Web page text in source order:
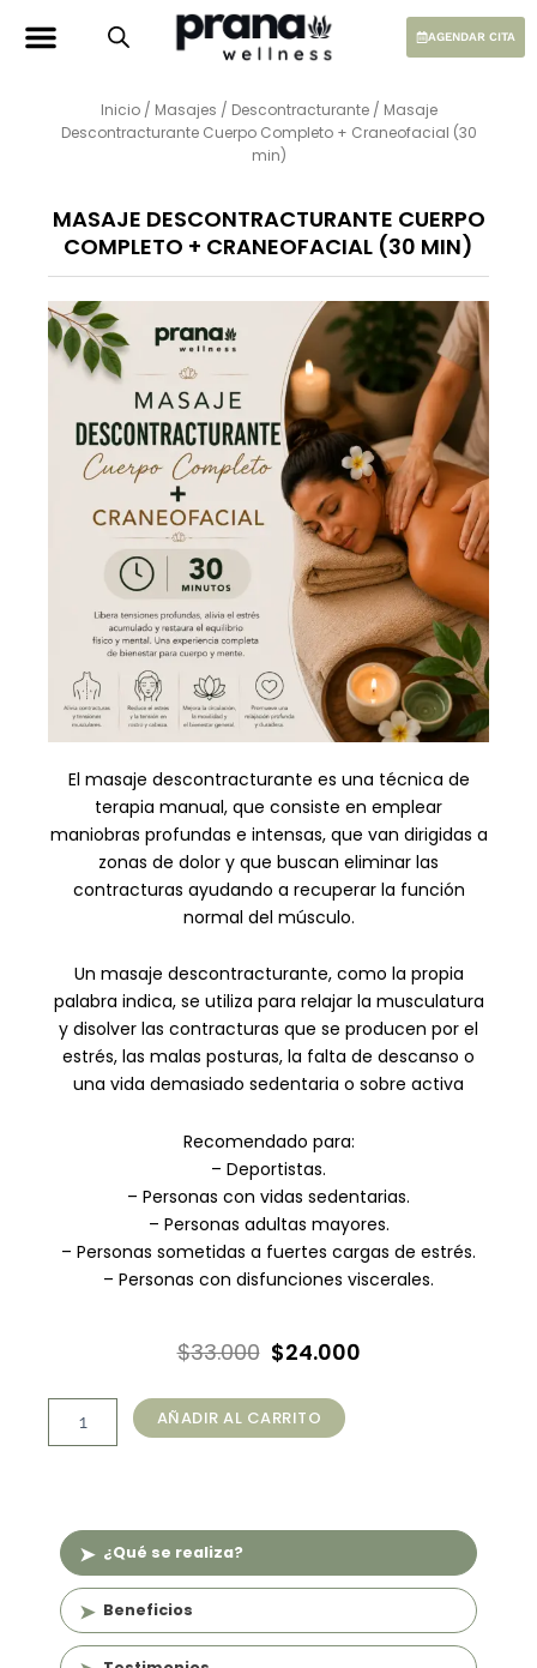
AGENDAR CITA
Inicio/ Masajes / Descontracturante/ Masaje
Descontracturante Cuerpo Completo + Craneofacial (30
min)
MASAJE DESCONTRACTURANTE CUERPO
COMPLETO + CRANEOFACIAL (30 MIN)
El masaje descontracturante es una técnica de
terapia manual, que consiste en emplear
maniobras profundas e intensas, que van dirigidas a
zonas de dolor y que buscan eliminar las
contracturas ayudando a recuperar la función
normal del músculo.
Un masaje descontracturante, como la propia
palabra indica, se utiliza para relajar la musculatura
y disolver las contracturas que se producen por el
estrés, las malas posturas, la falta de descanso o
una vida demasiado sedentaria o sobre activa
Recomendado para:
– Deportistas.
– Personas con vidas sedentarias.
– Personas adultas mayores.
– Personas sometidas a fuertes cargas de estrés.
– Personas con disfunciones viscerales.
$33.000 El
original
$24.000El
Descontracturante
Craneofacial
(30
min)
cantidad
AÑADIR AL CARRITO
¿Qué se realiza?
Beneficios